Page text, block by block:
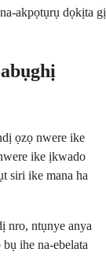
akpọtụrụ dọkịta gị
ọzọ nwere ike
ike ịkwado
siri ike mana ha
nro, ntụnye anya
ihe na-ebelata